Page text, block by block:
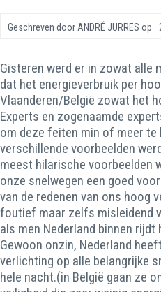
Geschreven door ANDRÉ JURRES op
Gisteren werd er in zowat alle
dat het energieverbruik per
Vlaanderen/België zowat het
Experts en zogenaamde
om deze feiten min of meer te
verschillende voorbeelden
meest hilarische voorbeelden
onze snelwegen een goed
van de redenen van ons hoog
foutief maar zelfs misleidend
als men Nederland binnen
Gewoon onzin, Nederland
verlichting op alle belangrijke
hele nacht.(in België gaan ze